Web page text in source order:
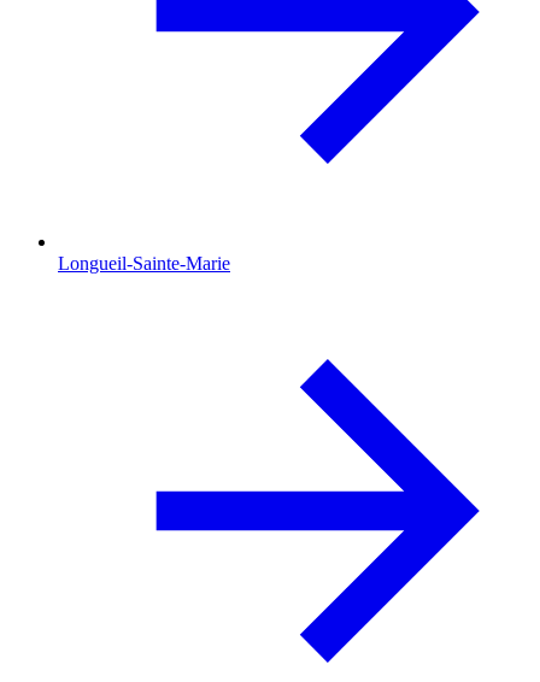
Longueil-Sainte-Marie